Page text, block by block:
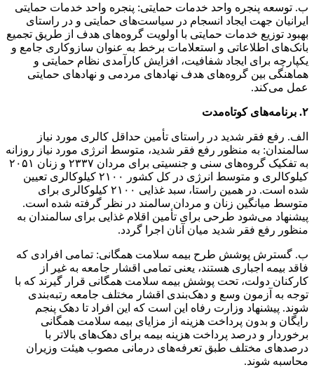
ب. توسعه پنجره واحد خدمات حمایتی: پنجره واحد خدمات حمایتی
ایرانیان جهت ایجاد انسجام در سیاست‌های حمایتی و در راستای
بهبود توزیع خدمات حمایتی با اولویت گروه‌های هدف از طریق تجمیع
بانک‌های اطلاعاتی و استعلامات برخط به عنوان سازوکاری جامع و
یکپارچه برای ایجاد شفافیت، افزایش کارآمدی نظام حمایتی و
هماهنگی بین گروه‌های هدف نهادهای مردمی و نهادهای حمایتی
عمل می‌کند.
۲. برنامه‌های کوتاه‌مدت
الف. رفع فقر شدید در راستای تأمین حداقل کالری مورد نیاز
سالمندان: به منظور رفع فقر شدید، متوسط انرژی مورد نیاز روزانه
به تفکیک گروه‌های سنی و جنسیتی برای مردان ۲۳۳۷ و زنان ۲۰۵۱
کیلوکالری و متوسط انرژی در کل کشور ۲۱۰۰ کیلوکالری تعیین
شده است. در همین راستا، سبد غذایی ۲۱۰۰ کیلوکالری برای
متوسط میانگین زنان و مردان سالمند در نظر گرفته شده است.
پیشنهاد می‌شود طرحی برای تأمین اقلام غذایی برای سالمندان به
منظور رفع فقر شدید میان آنان اجرا گردد.
ب. گسترش پوشش طرح بیمه سلامت همگانی: تمامی افرادی که
فاقد بیمه اجباری هستند، یعنی تمامی اقشار جامعه به غیر از
کارکنان دولت، تحت پوشش بیمه سلامت همگانی قرار گیرند که با
توجه به آزمون وسع و دهک‌بندی اقشار مختلف جامعه رتبه‌بندی
شوند. پیشنهاد وزارت رفاه این است که این افراد تا دهک پنجم
رایگان و بدون پرداخت هزینه از مزایای بیمه سلامت همگانی
برخوردار و درصد پرداخت هزینه بیمه برای دهک‌های بالاتر با
درصدهای مختلف طبق تعرفه‌های درمانی مصوب هیئت وزیران
محاسبه شوند.